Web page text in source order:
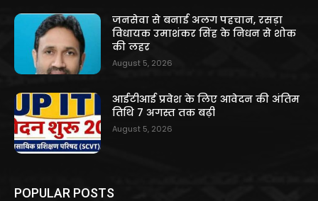
जनसेवा से बनाई अलग पहचान, रसड़ा
विधायक उमाशंकर सिंह के निधन से शोक
की लहर
August 5, 2026
आईटीआई प्रवेश के लिए आवेदन की अंतिम
तिथि 7 अगस्त तक बढ़ी
August 5, 2026
POPULAR POSTS